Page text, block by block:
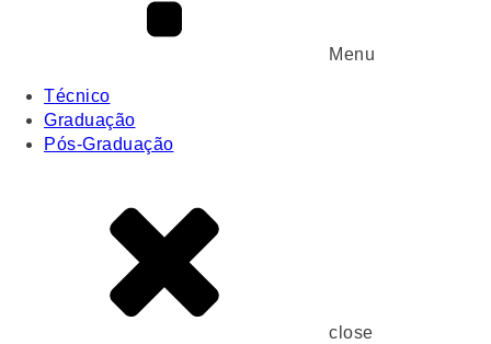
Menu
Técnico
Graduação
Pós-Graduação
close